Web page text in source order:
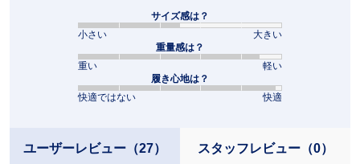
サイズ感は？
小さい
大きい
重量感は？
重い
軽い
履き心地は？
快適ではない
快適
ユーザーレビュー（27） スタッフレビュー（0）